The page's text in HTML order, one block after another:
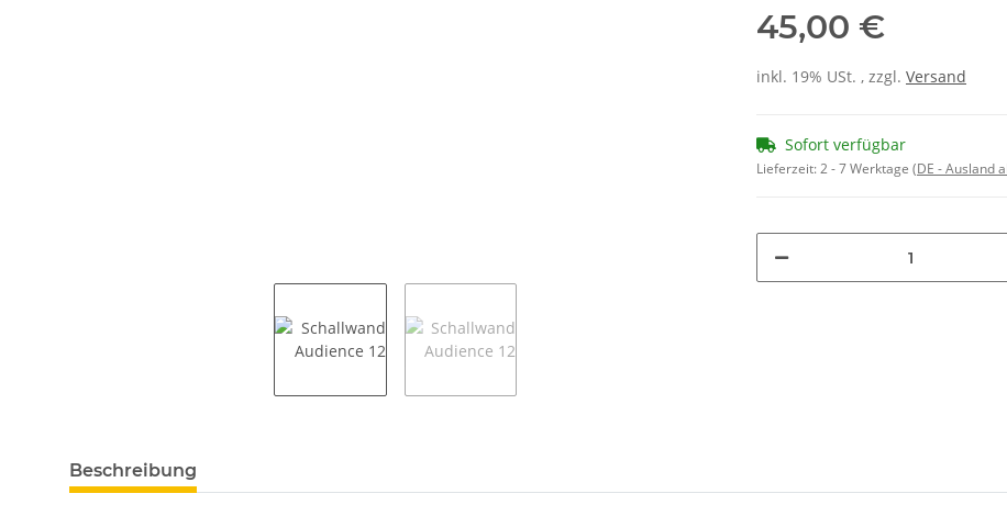
45,00 €
inkl. 19% USt. , zzgl. Versand
Sofort verfügbar
Lieferzeit:2 - 7 Werktage (DE - Ausland
Beschreibung